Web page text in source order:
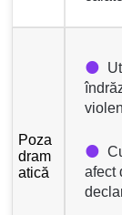
Poza
dram
atică
afect